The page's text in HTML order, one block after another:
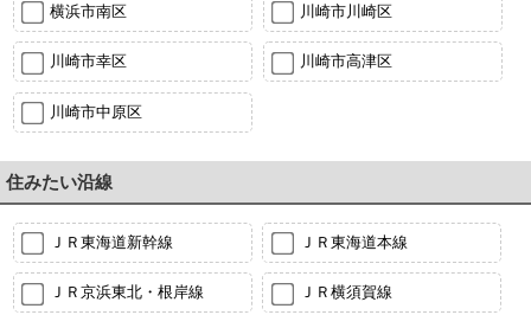
横浜市南区 川崎市川崎区
川崎市幸区 川崎市高津区
川崎市中原区
住みたい沿線
ＪＲ東海道新幹線 ＪＲ東海道本線
ＪＲ京浜東北・根岸線 ＪＲ横須賀線